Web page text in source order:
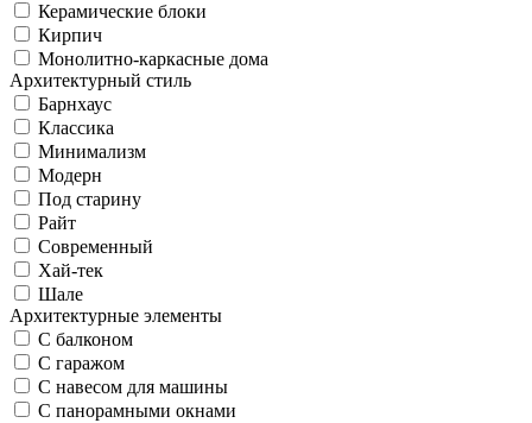
Керамические блоки
Кирпич
Монолитно-каркасные дома
Архитектурный стиль
Барнхаус
Классика
Минимализм
Модерн
Под старину
Райт
Современный
Хай-тек
Шале
Архитектурные элементы
С балконом
С гаражом
С навесом для машины
С панорамными окнами